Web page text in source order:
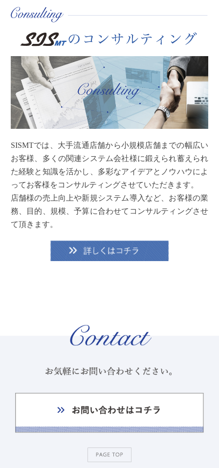
SISMTでは、大手流通店舗から小規模店舗までの幅広い
お客様、多くの関連システム会社様に鍛えられ蓄えられ
た経験と知識を活かし、多彩なアイデアとノウハウによ
ってお客様をコンサルティングさせていただきます。
店舗様の売上向上や新規システム導入など、お客様の業
務、目的、規模、予算に合わせてコンサルティングさせ
て頂きます。